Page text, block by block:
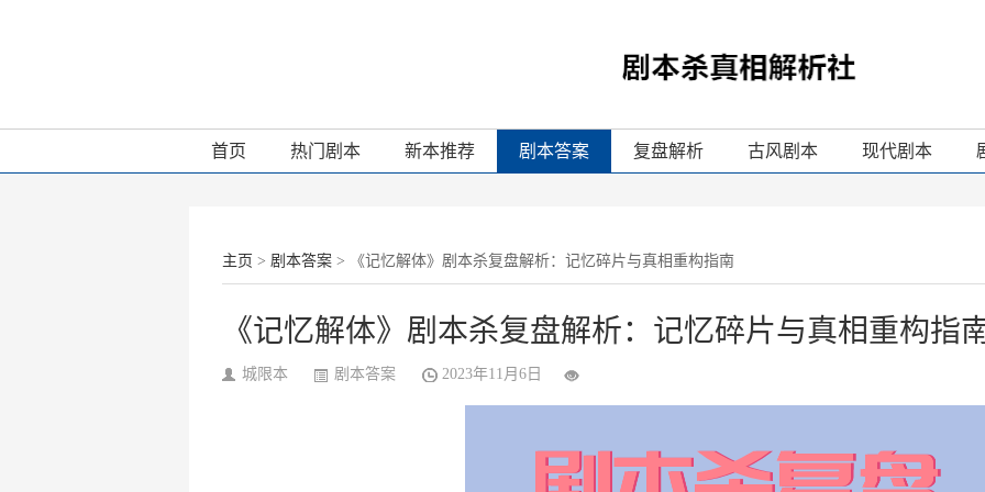
首页 热门剧本 新本推荐 剧本答案 复盘解析 古风剧本 现代剧本
主页 > 剧本答案 > 《记忆解体》剧本杀复盘解析：记忆碎片与真相重构指南
《记忆解体》剧本杀复盘解析：记忆碎片与真相重构指
城限本 剧本答案 2023年11月6日